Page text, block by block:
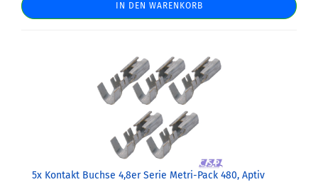
IN DEN WARENKORB
5x Kontakt Buchse 4,8er Serie Metri-Pack 480, Aptiv